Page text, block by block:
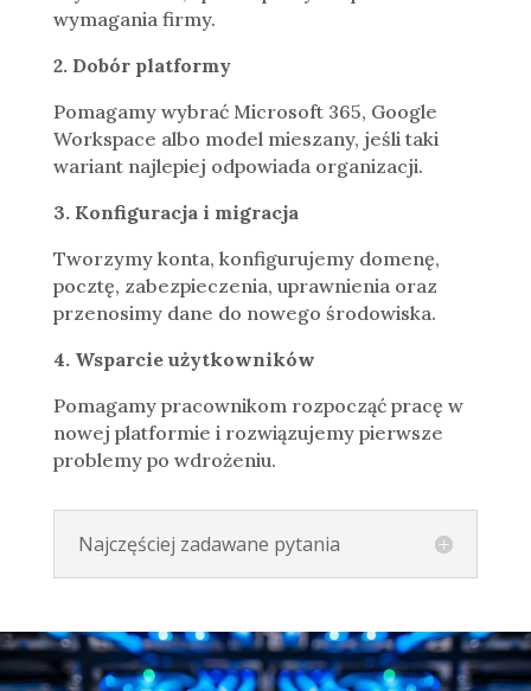
wymagania firmy.
2. Dobór platformy
Pomagamy wybrać Microsoft 365, Google
Workspace albo model mieszany, jeśli taki
wariant najlepiej odpowiada organizacji.
3. Konfiguracja i migracja
Tworzymy konta, konfigurujemy domenę,
pocztę, zabezpieczenia, uprawnienia oraz
przenosimy dane do nowego środowiska.
4. Wsparcie użytkowników
Pomagamy pracownikom rozpocząć pracę w
nowej platformie i rozwiązujemy pierwsze
problemy po wdrożeniu.
Najczęściej zadawane pytania